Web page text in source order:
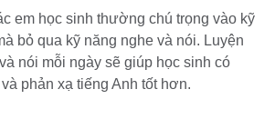
em học sinh thường chú trọng vào kỹ
bỏ qua kỹ năng nghe và nói. Luyện
nói mỗi ngày sẽ giúp học sinh có
phản xạ tiếng Anh tốt hơn.